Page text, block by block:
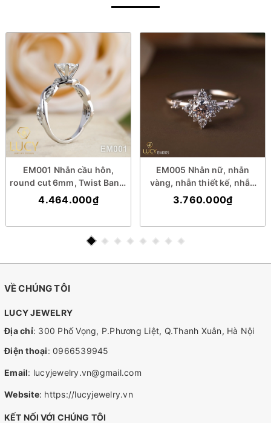
EM001 Nhẫn cầu hôn,
round cut 6mm, Twist Band,
Lucy Jewelry
4.464.000₫
EM005 Nhẫn nữ, nhẫn
vàng, nhẫn thiết kế, nhẫn
cầu hôn, nhẫn ổ 4.5mm,
nhẫn đính hôn - Lucy
3.760.000₫
VỀ CHÚNG TÔI
LUCY JEWELRY
Địa chỉ: 300 Phố Vọng, P.Phương Liệt, Q.Thanh Xuân, Hà Nội
Điện thoại: 0966539945
Email: lucyjewelry.vn@gmail.com
Website: https://lucyjewelry.vn
KẾT NỐI VỚI CHÚNG TÔI